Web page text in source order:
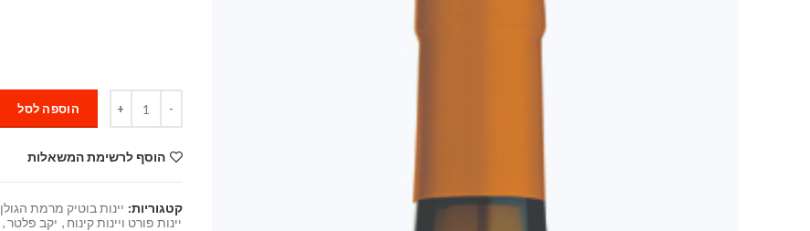
הוספה לסל
הוסף לרשימת המשאלות
קטגוריות: יינות בוטיק מרמת הגולן
יינות פורט ויינות קינוח , יקב פלטר,